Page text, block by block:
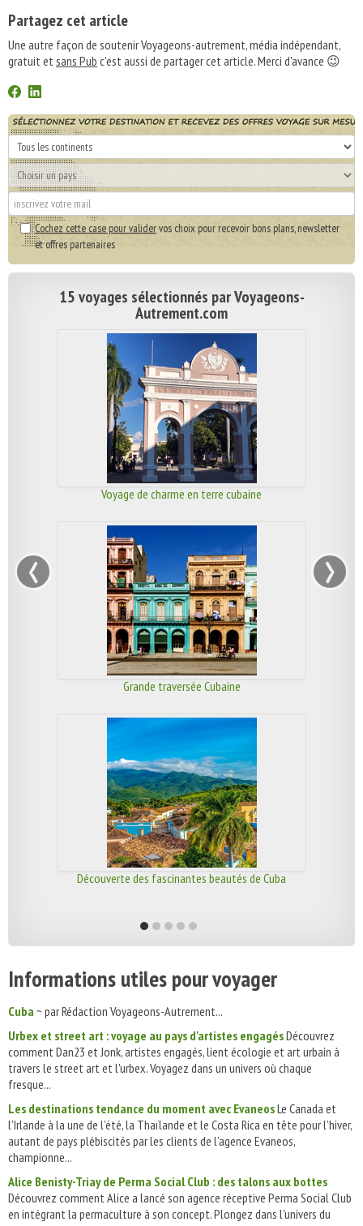
Partagez cet article
Une autre façon de soutenir Voyageons-autrement, média indépendant,
gratuit etsans Pub c'est aussi de partager cet article. Merci d'avance 😉
Cochez cette case pour validervos choix pour recevoir bons plans, newsletter
et offres partenaires
15 voyages sélectionnés par Voyageons-
Autrement.com
Voyage de charme en terre cubaine
Grande traversée Cubaine
Découverte des fascinantes beautés de Cuba
‹ ›
Informations utiles pour voyager
Cuba ~ par Rédaction Voyageons-Autrement...
Urbex et street art : voyage au pays d'artistes engagésDécouvrez
comment Dan23 et Jonk, artistes engagés, lient écologie et art urbain à
travers le street art et l'urbex. Voyagez dans un univers où chaque
fresque...
Les destinations tendance du moment avec EvaneosLe Canada et
l’Irlande à la une de l’été, la Thaïlande et le Costa Rica en tête pour l’hiver,
autant de pays plébiscités par les clients de l’agence Evaneos,
championne...
Alice Benisty-Triay de Perma Social Club : des talons aux bottes
Découvrez comment Alice a lancé son agence réceptive Perma Social Club
en intégrant la permaculture à son concept. Plongez dans l'univers du